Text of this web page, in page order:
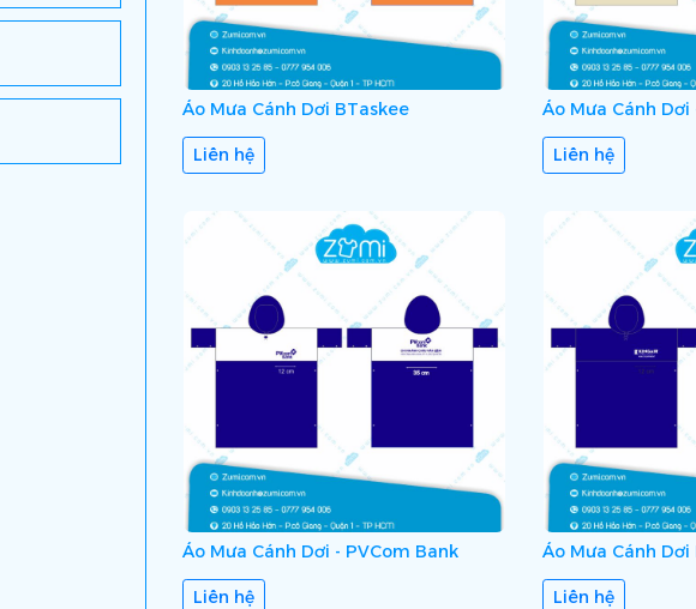
Áo Mưa Cánh Dơi BTaskee
Liên hệ
Áo Mưa Cánh Dơi
Liên hệ
Áo Mưa Cánh Dơi - PVCom Bank
Liên hệ
Áo Mưa Cánh Dơi
Liên hệ